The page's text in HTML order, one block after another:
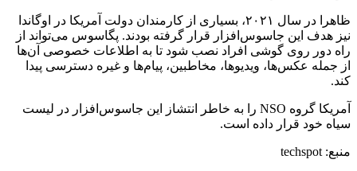
ظاهرا در سال ۲۰۲۱، بسیاری از کارمندان دولت آمریکا در اوگاندا
نیز هدف این جاسوس‌افزار قرار گرفته‌ بودند. پگاسوس می‌تواند از
راه دور روی گوشی‌ افراد نصب شود تا به اطلاعات خصوصی آن‌ها
از جمله عکس‌ها، ویدیوها، مخاطبین، پیام‌ها و غیره دسترسی پیدا
کند.
آمریکا گروه NSO را به خاطر انتشاز این جاسوس‌افزار در لیست
سیاه خود قرار داده است.
منبع: techspot